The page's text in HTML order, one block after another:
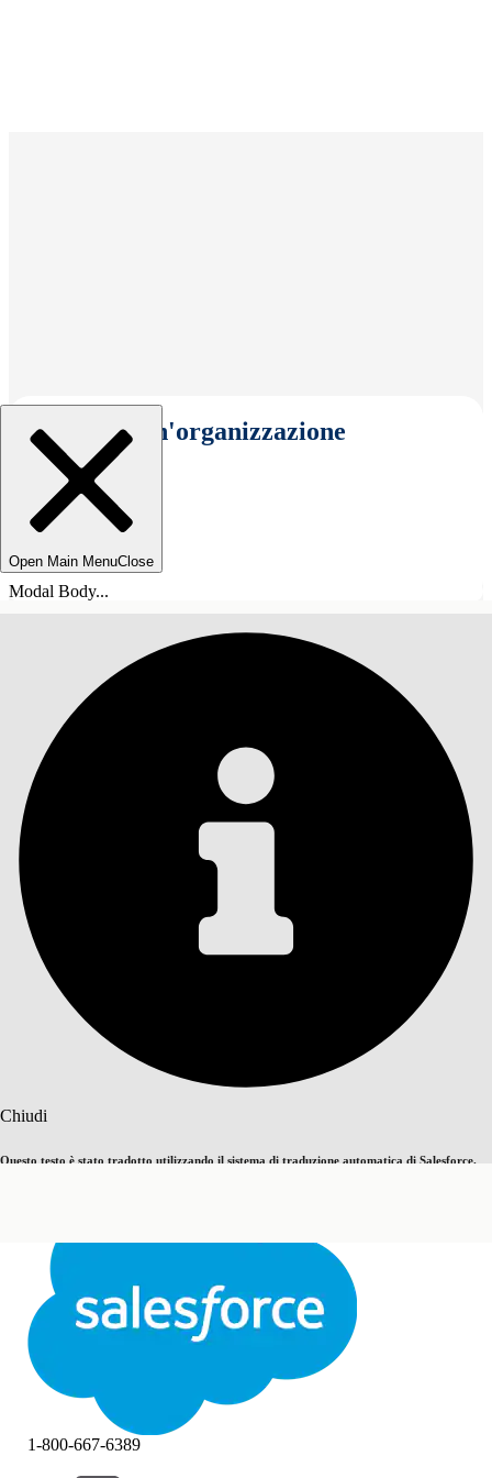
Seleziona un'organizzazione
Open Main MenuClose
Modal Body...
Chiudi
Questo testo è stato tradotto utilizzando il sistema di traduzione automatica di Salesforce.
Chiudi Chiudi
SOMMARIO
1-800-667-6389